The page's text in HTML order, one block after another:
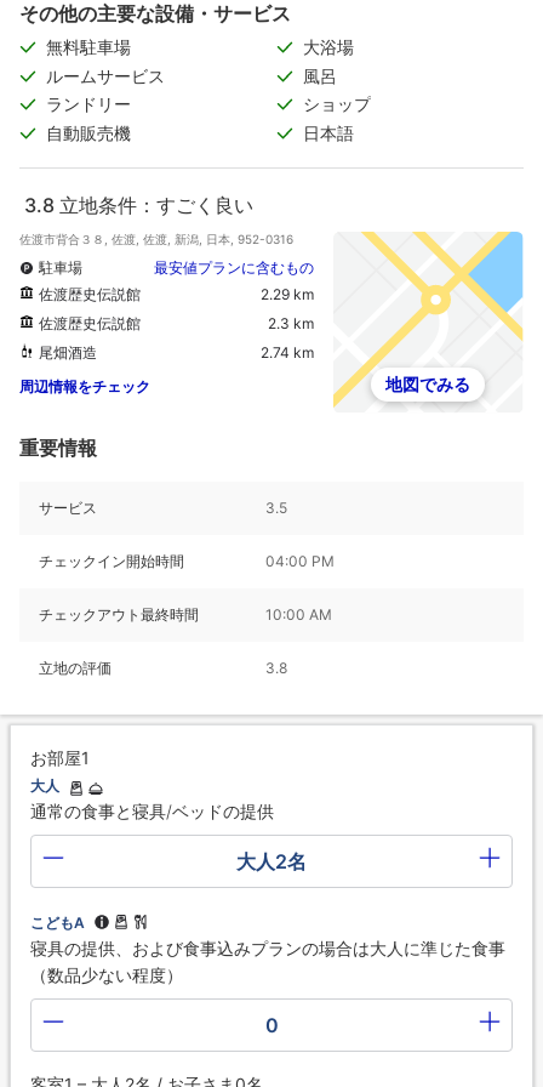
その他の主要な設備・サービス
無料駐車場
大浴場
ルームサービス
風呂
ランドリー
ショップ
自動販売機
日本語
3.8 立地条件：すごく良い
佐渡市背合３８, 佐渡, 佐渡, 新潟, 日本, 952-0316
駐車場
最安値プランに含むもの
佐渡歴史伝説館
2.29 km
佐渡歴史伝説館
2.3 km
尾畑酒造
2.74 km
周辺情報をチェック
地図でみる
重要情報
サービス 3.5
チェックイン開始時間 04:00 PM
チェックアウト最終時間 10:00 AM
立地の評価 3.8
お部屋1
大人
通常の食事と寝具/ベッドの提供
大人2名
こどもA
寝具の提供、および食事込みプランの場合は大人に準じた食事
（数品少ない程度）
0